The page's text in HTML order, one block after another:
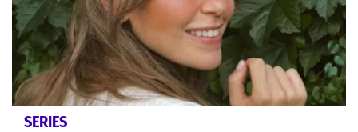
SERIES